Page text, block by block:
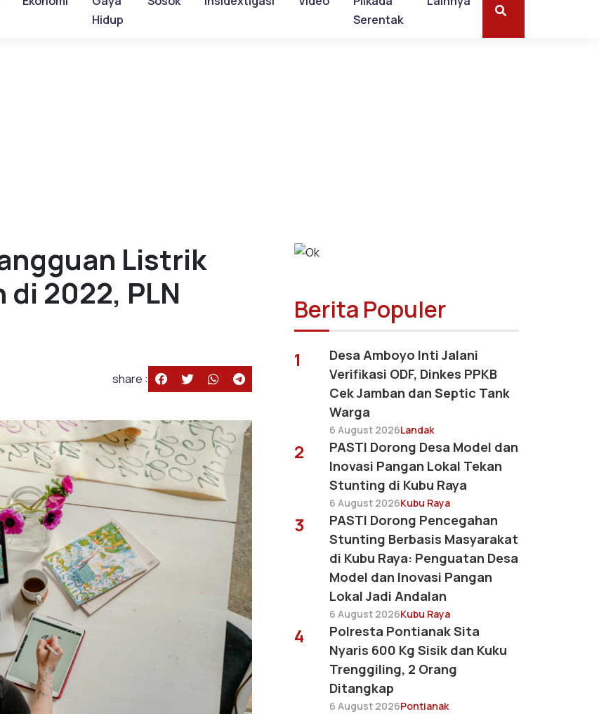
Hidup
Serentak
Listrik
di 2022, PLN
share :
Berita Populer
1
Desa Amboyo Inti Jalani
Verifikasi ODF, Dinkes PPKB
Cek Jamban dan Septic Tank
Warga
6 August 2026Landak
2
PASTI Dorong Desa Model dan
Inovasi Pangan Lokal Tekan
Stunting di Kubu Raya
6 August 2026Kubu Raya
3
PASTI Dorong Pencegahan
Stunting Berbasis Masyarakat
di Kubu Raya: Penguatan Desa
Model dan Inovasi Pangan
Lokal Jadi Andalan
6 August 2026Kubu Raya
4
Polresta Pontianak Sita
Nyaris 600 Kg Sisik dan Kuku
Trenggiling, 2 Orang
Ditangkap
6 August 2026Pontianak